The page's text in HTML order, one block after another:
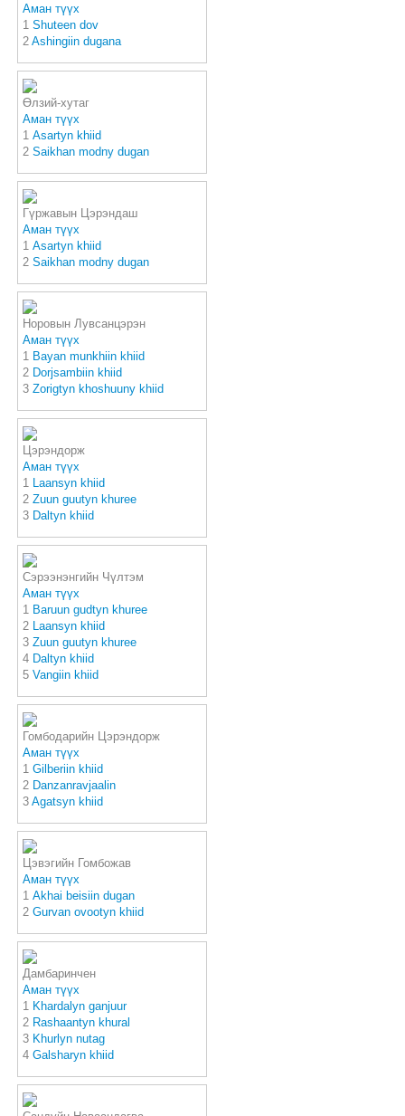
Аман түүх
1 Shuteen dov
2 Ashingiin dugana
Өлзий-хутаг
Аман түүх
1 Asartyn khiid
2 Saikhan modny dugan
Гүржавын Цэрэндаш
Аман түүх
1 Asartyn khiid
2 Saikhan modny dugan
Норовын Лувсанцэрэн
Аман түүх
1 Bayan munkhiin khiid
2 Dorjsambiin khiid
3 Zorigtyn khoshuuny khiid
Цэрэндорж
Аман түүх
1 Laansyn khiid
2 Zuun guutyn khuree
3 Daltyn khiid
Сэрээнэнгийн Чүлтэм
Аман түүх
1 Baruun gudtyn khuree
2 Laansyn khiid
3 Zuun guutyn khuree
4 Daltyn khiid
5 Vangiin khiid
Гомбодарийн Цэрэндорж
Аман түүх
1 Gilberiin khiid
2 Danzanravjaalin
3 Agatsyn khiid
Цэвэгийн Гомбожав
Аман түүх
1 Akhai beisiin dugan
2 Gurvan ovootyn khiid
Дамбаринчен
Аман түүх
1 Khardalyn ganjuur
2 Rashaantyn khural
3 Khurlyn nutag
4 Galsharyn khiid